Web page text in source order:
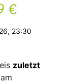
€
23:30
zuletzt
am